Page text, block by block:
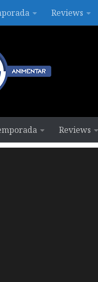
Reviews
Reviews